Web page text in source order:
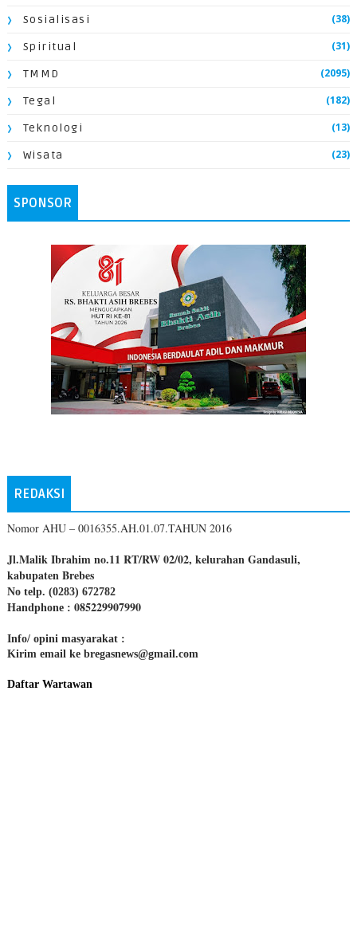
Sosialisasi (38)
Spiritual (31)
TMMD (2095)
Tegal (182)
Teknologi (13)
Wisata (23)
SPONSOR
REDAKSI
Nomor AHU – 0016355.AH.01.07.TAHUN 2016
Jl.Malik Ibrahim no.11 RT/RW 02/02, kelurahan Gandasuli,
kabupaten Brebes
No telp. (0283) 672782
Handphone : 085229907990
Info/ opini masyarakat :
Kirim email ke bregasnews@gmail.com
Daftar Wartawan